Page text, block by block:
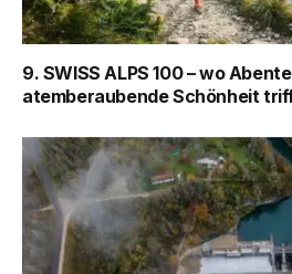
9. SWISS ALPS 100 – wo
atemberaubende Schönheit